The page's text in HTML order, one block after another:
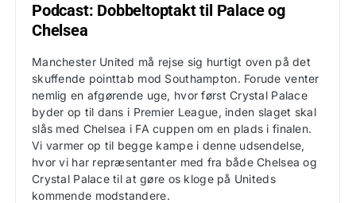
Podcast: Dobbeltoptakt til Palace og
Chelsea
Manchester United må rejse sig hurtigt oven på det
skuffende pointtab mod Southampton. Forude venter
nemlig en afgørende uge, hvor først Crystal Palace
byder op til dans i Premier League, inden slaget skal
slås med Chelsea i FA cuppen om en plads i finalen.
Vi varmer op til begge kampe i denne udsendelse,
hvor vi har repræsentanter med fra både Chelsea og
Crystal Palace til at gøre os kloge på Uniteds
kommende modstandere.